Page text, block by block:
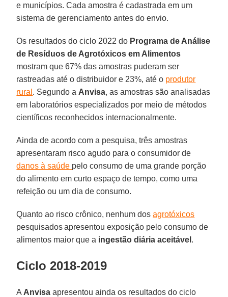
e municípios. Cada amostra é cadastrada em um
sistema de gerenciamento antes do envio.
Os resultados do ciclo 2022 do Programa de Análise
de Resíduos de Agrotóxicos em Alimentos
mostram que 67% das amostras puderam ser
rastreadas até o distribuidor e 23%, até o produtor
rural . Segundo a Anvisa, as amostras são analisadas
em laboratórios especializados por meio de métodos
científicos reconhecidos internacionalmente.
Ainda de acordo com a pesquisa, três amostras
apresentaram risco agudo para o consumidor de
danos à saúde pelo consumo de uma grande porção
do alimento em curto espaço de tempo, como uma
refeição ou um dia de consumo.
Quanto ao risco crônico, nenhum dosagrotóxicos
pesquisados apresentou exposição pelo consumo de
alimentos maior que a ingestão diária aceitável .
Ciclo 2018-2019
A Anvisa apresentou ainda os resultados do ciclo